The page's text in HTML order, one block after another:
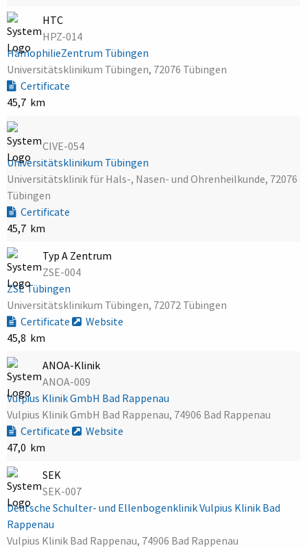
HTC
HPZ-014
HämophilieZentrum Tübingen
Universitätsklinikum Tübingen, 72076 Tübingen
Certificate
45,7 km
CIVE-054
Universitätsklinikum Tübingen
Universitätsklinik für Hals-, Nasen- und Ohrenheilkunde, 72076
Tübingen
Certificate
45,7 km
Typ A Zentrum
ZSE-004
ZSE Tübingen
Universitätsklinikum Tübingen, 72072 Tübingen
Certificate
Website
45,8 km
ANOA-Klinik
ANOA-009
Vulpius Klinik GmbH Bad Rappenau
Vulpius Klinik GmbH Bad Rappenau, 74906 Bad Rappenau
Certificate
Website
47,0 km
SEK
SEK-007
Deutsche Schulter- und Ellenbogenklinik Vulpius Klinik Bad
Rappenau
Vulpius Klinik Bad Rappenau, 74906 Bad Rappenau